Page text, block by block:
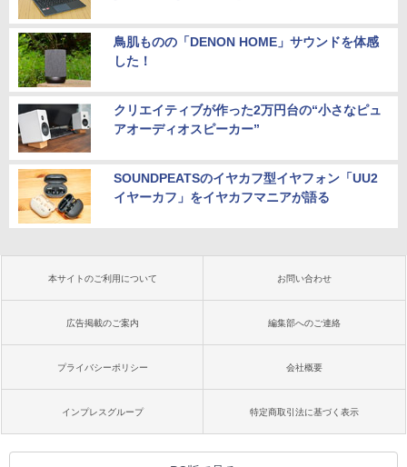
鳥肌ものの「DENON HOME」サウンドを体感
した！
クリエイティブが作った2万円台の“小さなピュ
アオーディオスピーカー”
SOUNDPEATSのイヤカフ型イヤフォン「UU2
イヤーカフ」をイヤカフマニアが語る
本サイトのご利用について お問い合わせ
広告掲載のご案内 編集部へのご連絡
プライバシーポリシー 会社概要
インプレスグループ 特定商取引法に基づく表示